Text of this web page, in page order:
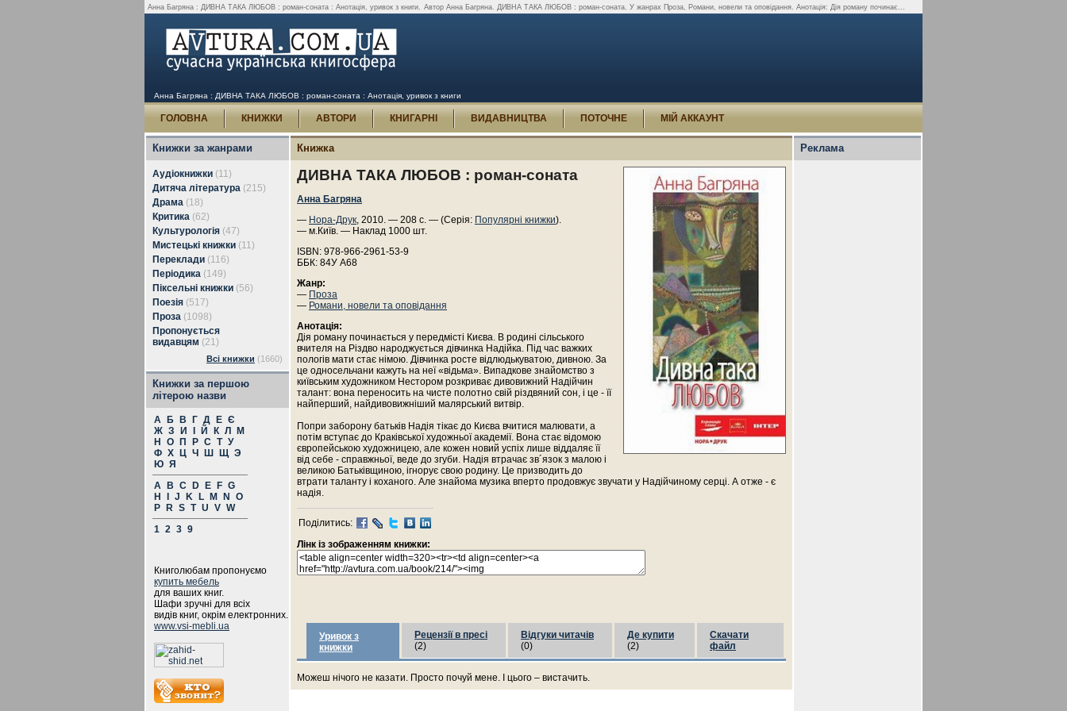
Анна Багряна : ДИВНА ТАКА ЛЮБОВ : роман-соната : Анотація, уривок з книги. Автор Анна Багряна. ДИВНА ТАКА ЛЮБОВ : роман-соната. У жанрах Проза, Романи, новели та оповідання. Анотація: Дія роману починає...
Анна Багряна : ДИВНА ТАКА ЛЮБОВ : роман-соната : Анотація, уривок з книги
ГОЛОВНА КНИЖКИ АВТОРИ КНИГАРНІ ВИДАВНИЦТВА ПОТОЧНЕ МІЙ АККАУНТ
Книжки за жанрами
Аудіокнижки (11)
Дитяча література (215)
Драма (18)
Критика (62)
Культурологія (47)
Мистецькі книжки (11)
Переклади (116)
Періодика (149)
Піксельні книжки (56)
Поезія (517)
Проза (1098)
Пропонується
видавцям (21)
Всі книжки (1660)
Книжки за першою
літерою назви
А Б В Г Д Е Є
Ж З И Й К Л
М
Н
О П Р С Т У
Ф Х Ц Ч Ш Щ Э
Ю Я
A
B C D E F G
H
J K L M N
O
P
R S T U V W
1 2 3 9
Книголюбам пропонуємо
купить мебель
для ваших книг.
Шафи зручні для всіх
видів книг, окрім електронних.
www.vsi-mebli.ua
Книжка
ДИВНА ТАКА ЛЮБОВ : роман-соната
Анна Багряна
— Нора-Друк, 2010. — 208 с. — (Серія: Популярні книжки).
— м.Київ. — Наклад 1000 шт.
ISBN: 978-966-2961-53-9
ББК: 84У А68
Жанр:
— Проза
— Романи, новели та оповідання
Анотація:
Дія роману починається у передмісті Києва. В родині сільського
вчителя на Різдво народжується дівчинка Надійка. Під час важких
пологів мати стає німою. Дівчинка росте відлюдькуватою, дивною. За
це односельчани кажуть на неї «відьма». Випадкове знайомство з
київським художником Нестором розкриває дивовижний Надійчин
талант: вона переносить на чисте полотно свій різдвяний сон, і це - її
найперший, найдивовижніший малярський витвір.
Попри заборону батьків Надія тікає до Києва вчитися малювати, а
потім вступає до Краківської художньої академії. Вона стає відомою
європейською художницею, але кожен новий успіх лише віддаляє її
від себе - справжньої, веде до згуби. Надія втрачає зв´язок з малою і
великою Батьківщиною, ігнорує свою родину. Це призводить до
втрати таланту і коханого. Але знайома музика вперто продовжує звучати у Надійчиному серці. А отже - є
надія.
Поділитись:
Лінк із зображенням книжки:
Уривок з
книжки
Рецензії в пресі
(2)
Відгуки читачів
(0)
Де купити
(2)
Скачати
файл
Можеш нічого не казати. Просто почуй мене. І цього – вистачить.
Реклама